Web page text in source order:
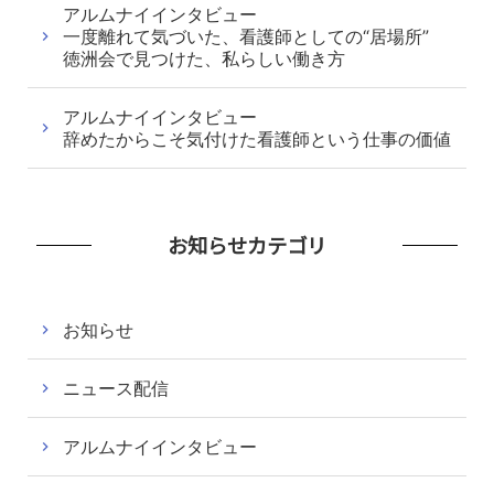
アルムナイインタビュー
一度離れて気づいた、看護師としての“居場所”
徳洲会で見つけた、私らしい働き方
アルムナイインタビュー
辞めたからこそ気付けた看護師という仕事の価値
お知らせカテゴリ
お知らせ
ニュース配信
アルムナイインタビュー